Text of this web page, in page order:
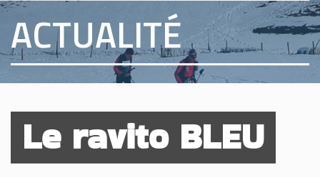
ACTUALITÉ
Le ravito BLEU